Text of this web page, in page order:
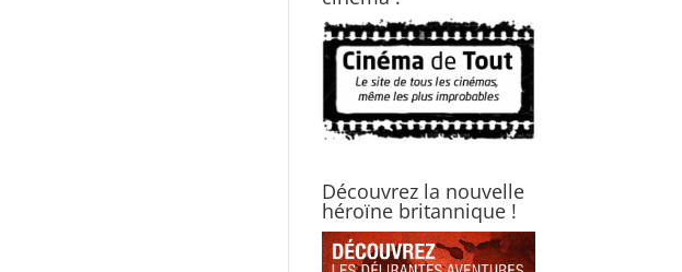
Découvrez la nouvelle
héroïne britannique !